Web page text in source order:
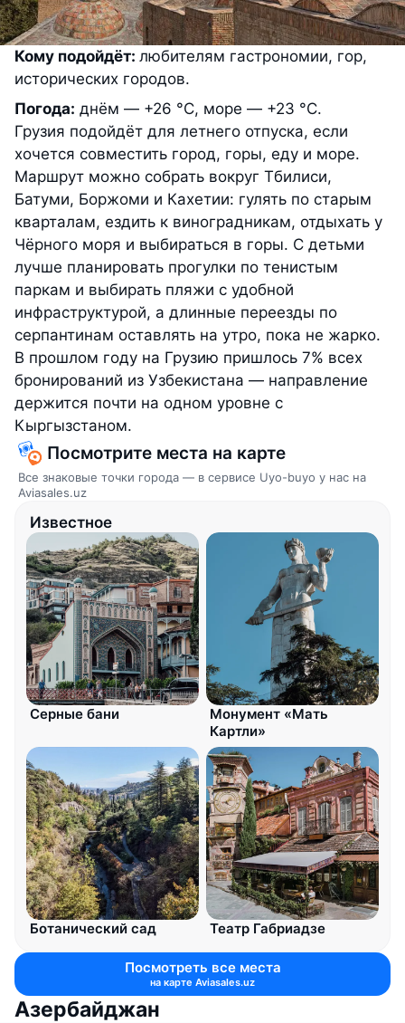
Кому подойдёт: любителям гастрономии, гор,
исторических городов.
Погода: днём — +26 °С, море — +23 °С.
Грузия подойдёт для летнего отпуска, если
хочется совместить город, горы, еду и море.
Маршрут можно собрать вокруг Тбилиси,
Батуми, Боржоми и Кахетии: гулять по старым
кварталам, ездить к виноградникам, отдыхать у
Чёрного моря и выбираться в горы. С детьми
лучше планировать прогулки по тенистым
паркам и выбирать пляжи с удобной
инфраструктурой, а длинные переезды по
серпантинам оставлять на утро, пока не жарко.
В прошлом году на Грузию пришлось 7% всех
бронирований из Узбекистана — направление
держится почти на одном уровне с
Кыргызстаном.
Посмотрите места на карте
Все знаковые точки города — в сервисе Uyo-buyo у нас на
Aviasales.uz
Известное
Серные бани
Монумент «Мать
Картли»
Ботанический сад Театр Габриадзе
Посмотреть все места
на карте Aviasales.uz
Азербайджан